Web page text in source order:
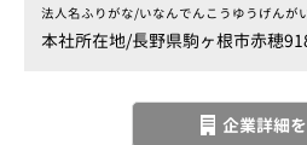
法人名ふりがな/いなんでんこうゆうげんが
本社所在地/長野県駒ヶ根市赤穂
企業詳細